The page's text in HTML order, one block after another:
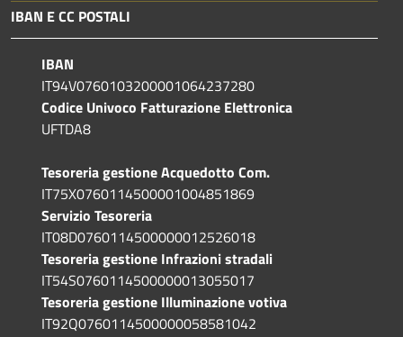
IBAN E CC POSTALI
IBAN
IT94V0760103200001064237280
Codice Univoco Fatturazione Elettronica
UFTDA8
Tesoreria gestione Acquedotto Com.
IT75X0760114500001004851869
Servizio Tesoreria
IT08D0760114500000012526018
Tesoreria gestione Infrazioni stradali
IT54S0760114500000013055017
Tesoreria gestione Illuminazione votiva
IT92Q0760114500000058581042